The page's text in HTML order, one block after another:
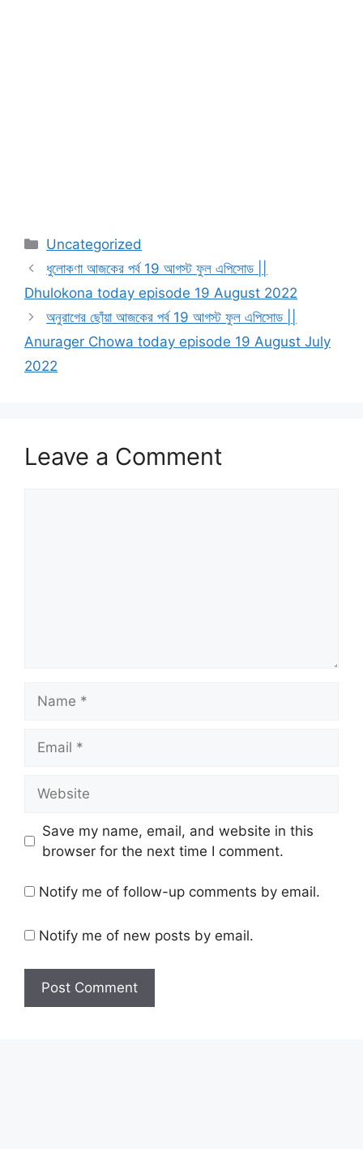
Categories
Uncategorized
ধুলোকণা আজকের পর্ব 19 আগস্ট ফুল এপিসোড ||
Dhulokona today episode 19 August 2022
অনুরাগের ছোঁয়া আজকের পর্ব 19 আগস্ট ফুল এপিসোড ||
Anurager Chowa today episode 19 August July
2022
Leave a Comment
Save my name, email, and website in this
browser for the next time I comment.
Notify me of follow-up comments by email.
Notify me of new posts by email.